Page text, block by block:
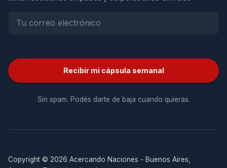
Recibir mi cápsula semanal
Sin spam. Podés darte de baja cuando quieras.
Copyright © 2026 Acercando Naciones - Buenos Aires,